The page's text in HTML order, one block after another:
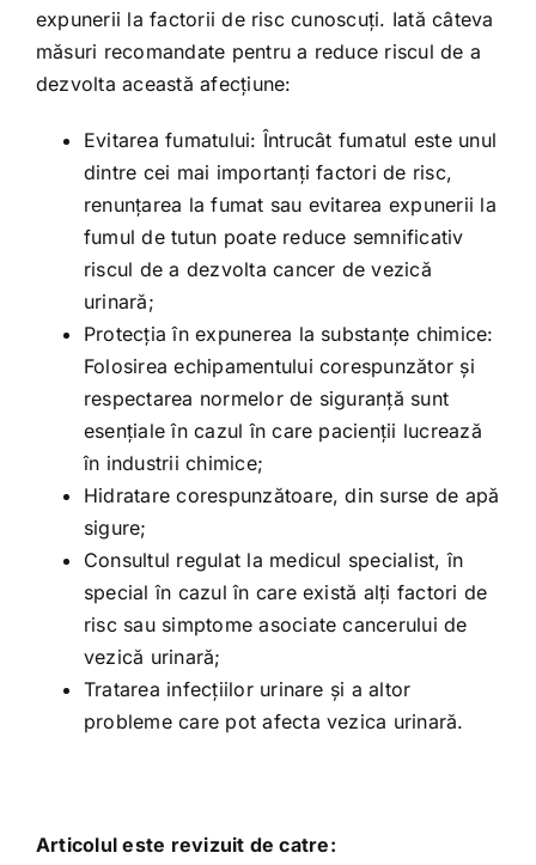
expunerii la factorii de risc cunoscuți. Iată câteva
măsuri recomandate pentru a reduce riscul de a
dezvolta această afecțiune:
Evitarea fumatului: Întrucât fumatul este unul
dintre cei mai importanți factori de risc,
renunțarea la fumat sau evitarea expunerii la
fumul de tutun poate reduce semnificativ
riscul de a dezvolta cancer de vezică
urinară;
Protecția în expunerea la substanțe chimice:
Folosirea echipamentului corespunzător și
respectarea normelor de siguranță sunt
esențiale în cazul în care pacienții lucrează
în industrii chimice;
Hidratare corespunzătoare, din surse de apă
sigure;
Consultul regulat la medicul specialist, în
special în cazul în care există alți factori de
risc sau simptome asociate cancerului de
vezică urinară;
Tratarea infecțiilor urinare și a altor
probleme care pot afecta vezica urinară.
Articolul este revizuit de catre: